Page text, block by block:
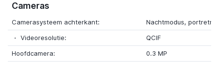
Cameras
Camerasysteem achterkant:
Nachtmodus,
Videoresolutie:
QCIF
Hoofdcamera:
0.3 MP